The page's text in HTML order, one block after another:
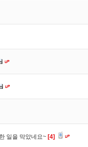
일을 막았네요~ [4]